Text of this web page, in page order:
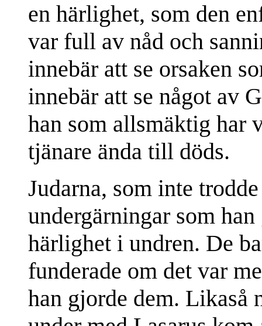
en härlighet, som den
var full av nåd och
innebär att se orsaken
innebär att se något av
han som allsmäktig har
tjänare ända till döds.
Judarna, som inte
undergärningar som
härlighet i undren. De
funderade om det var
han gjorde dem. Likaså